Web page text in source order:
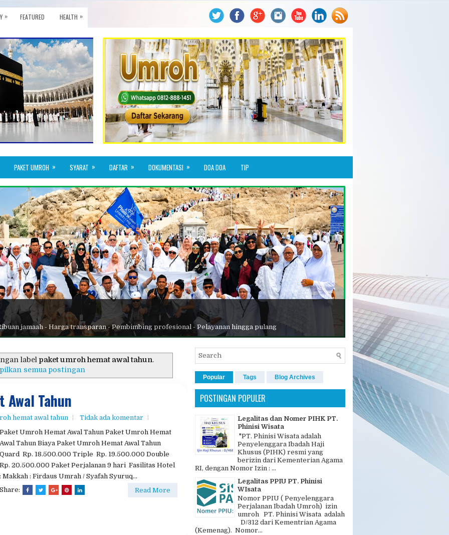
» FEATURED HEALTH »
PAKET UMROH » SYARAT » DAFTAR » DOKUMENTASI » DOA DOA TIP
jamaah - Harga transparan - Pembimbing profesional - Pelayanan hingga pulang
label paket umroh hemat awal tahun.
semua postingan
Awal Tahun
hemat awal tahun
Tidak ada komentar
Paket Umroh Hemat Awal Tahun Paket Umroh Hemat
Awal Tahun Biaya Paket Umroh Hemat Awal Tahun
Quard Rp. 18.500.000 Triple Rp. 19.500.000 Double
Rp. 20.500.000 Paket Perjalanan 9 hari Fasilitas Hotel
: Makkah : Firdaus Umrah / Syafah Syuruq...
Share:
Read More
Popular Tags Blog Archives
POSTINGAN POPULER
Legalitas dan Nomer PIHK PT.
Phinisi Wisata
"PT. Phinisi Wisata adalah
Penyelenggara Ibadah Haji
Khusus (PIHK) resmi yang
berizin dari Kementerian Agama
RI, dengan Nomor Izin : ...
Legalitas PPIU PT. Phinisi
WIsata
Nomor PPIU ( Penyelenggara
Perjalanan Ibadah Umroh) izin
umroh PT. Phinisi Wisata adalah
D/312 dari Kementrian Agama
(Kemenag). Nomor...